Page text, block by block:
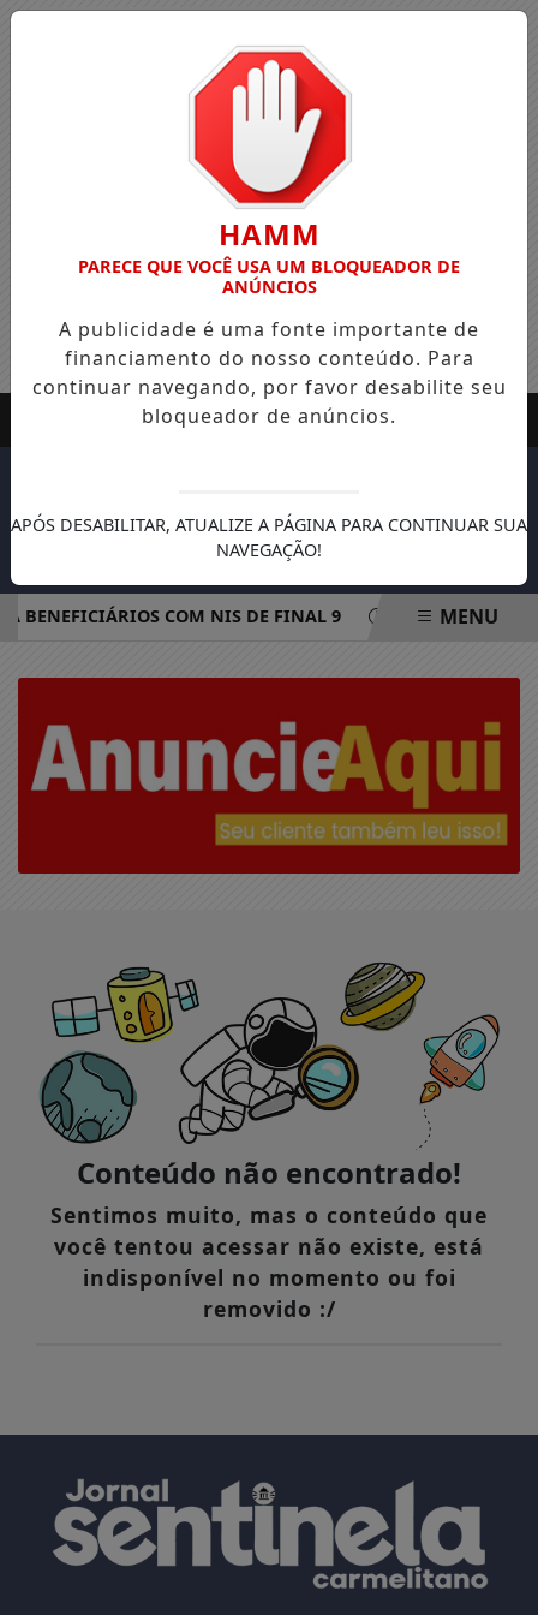
BENEFICIÁRIOS COM NIS DE FINAL 9 REDE ELÉTRICA
MENU
Conteúdo não encontrado!
Sentimos muito, mas o conteúdo que
você tentou acessar não existe, está
indisponível no momento ou foi
removido :/
HAMM
PARECE QUE VOCÊ USA UM BLOQUEADOR DE
ANÚNCIOS
A publicidade é uma fonte importante de
financiamento do nosso conteúdo. Para
continuar navegando, por favor desabilite seu
bloqueador de anúncios.
APÓS DESABILITAR, ATUALIZE A PÁGINA PARA CONTINUAR SUA
NAVEGAÇÃO!